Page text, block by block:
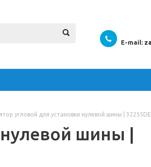
E-mail:
угловой для установки нулевой шины |
нулевой шины |